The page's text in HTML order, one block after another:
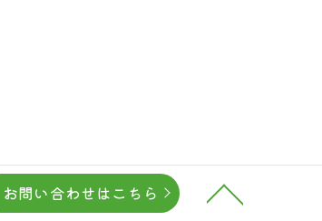
お問い合わせはこちら